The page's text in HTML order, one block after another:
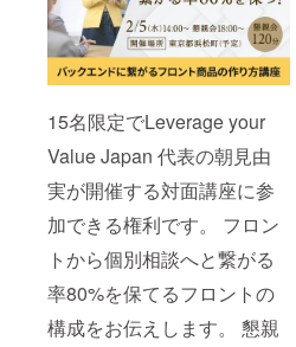
15名限定でLeverage your
Value Japan 代表の朝見由
実が開催する対面講座に参
加できる権利です。 フロン
トから個別相談へと繋がる
率80%を保てるフロントの
構成をお伝えします。 懇親